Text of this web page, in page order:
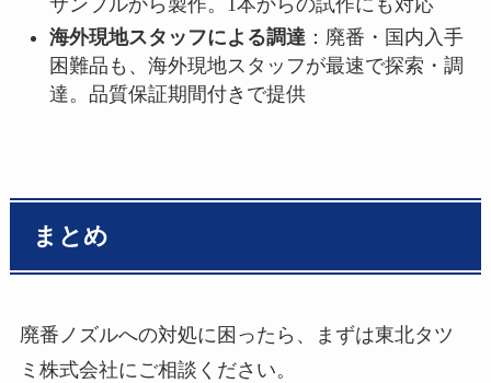
海外現地スタッフによる調達：廃番・国内入手
困難品も、海外現地スタッフが最速で探索・調
達。品質保証期間付きで提供
まとめ
廃番ノズルへの対処に困ったら、まずは東北タツ
ミ株式会社にご相談ください。